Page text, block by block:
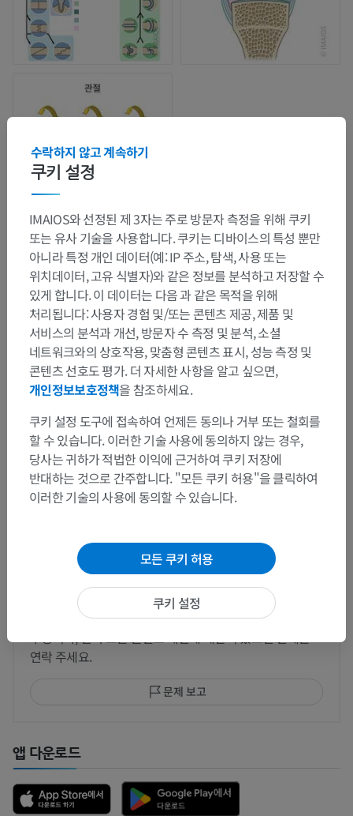
해부학적 계층
수의 해부학
관절학> 일반용어 > 관절
이 부위는 하위 해부 구조가 없습니다
수의 조직학
문제를 발견하셨나요?
연락 주세요.
문제 보고
앱 다운로드
쿠키 설정
수락하지 않고 계속하기
IMAIOS와 선정된 제 3자는 주로 방문자 측정을 위해 쿠키
또는 유사 기술을 사용합니다. 쿠키는 디바이스의 특성 뿐만
아니라 특정 개인 데이터(예: IP 주소, 탐색, 사용 또는
위치데이터, 고유 식별자)와 같은 정보를 분석하고 저장할 수
있게 합니다. 이 데이터는 다음 과 같은 목적을 위해
처리됩니다: 사용자 경험 및/또는 콘텐츠 제공, 제품 및
서비스의 분석과 개선, 방문자 수 측정 및 분석, 소셜
네트워크와의 상호작용, 맞춤형 콘텐츠 표시, 성능 측정 및
콘텐츠 선호도 평가. 더 자세한 사항을 알고 싶으면,
개인정보보호정책을 참조하세요.
쿠키 설정 도구에 접속하여 언제든 동의나 거부 또는 철회를
할 수 있습니다. 이러한 기술 사용에 동의하지 않는 경우,
당사는 귀하가 적법한 이익에 근거하여 쿠키 저장에
반대하는 것으로 간주합니다. "모든 쿠키 허용"을 클릭하여
이러한 기술의 사용에 동의할 수 있습니다.
모든 쿠키 허용
쿠키 설정